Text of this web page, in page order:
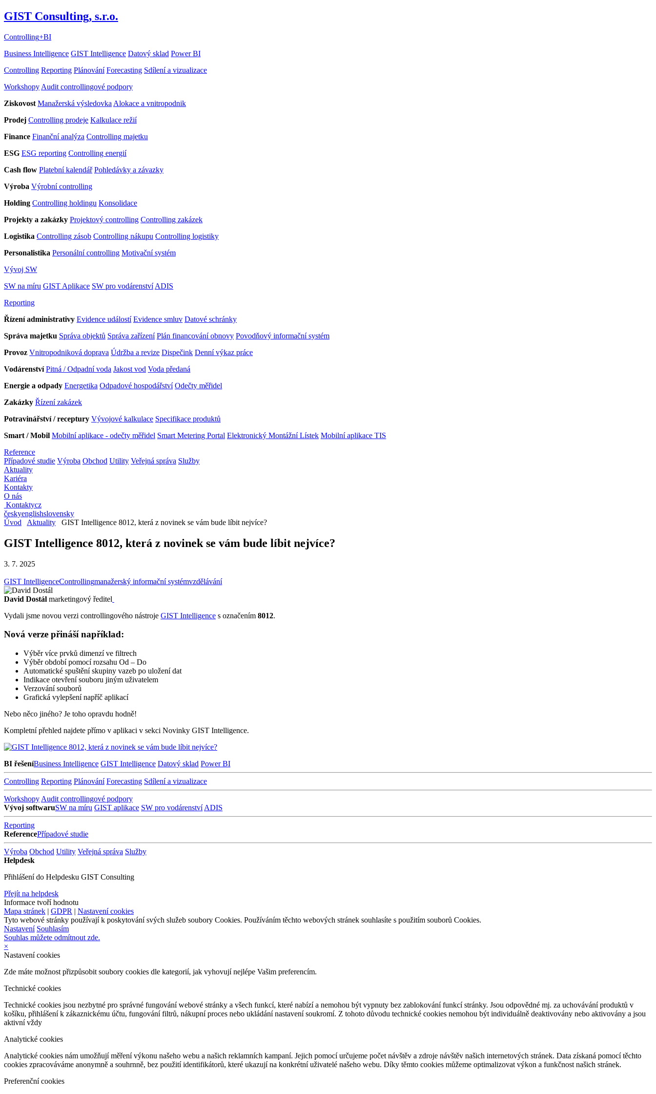
GIST Consulting, s.r.o.
Controlling+BI
Business Intelligence GIST Intelligence Datový sklad Power BI
Controlling Reporting Plánování Forecasting Sdílení a vizualizace
Workshopy Audit controllingové podpory
Ziskovost Manažerská výsledovka Alokace a vnitropodnik
Prodej Controlling prodeje Kalkulace režií
Finance Finanční analýza Controlling majetku
ESG ESG reporting Controlling energií
Cash flow Platební kalendář Pohledávky a závazky
Výroba Výrobní controlling
Holding Controlling holdingu Konsolidace
Projekty a zakázky Projektový controlling Controlling zakázek
Logistika Controlling zásob Controlling nákupu Controlling logistiky
Personalistika Personální controlling Motivační systém
Vývoj SW
SW na míru GIST Aplikace SW pro vodárenství ADIS
Reporting
Řízení administrativy Evidence událostí Evidence smluv Datové schránky
Správa majetku Správa objektů Správa zařízení Plán financování obnovy Povodňový informační systém
Provoz Vnitropodniková doprava Údržba a revize Dispečink Denní výkaz práce
Vodárenství Pitná / Odpadní voda Jakost vod Voda předaná
Energie a odpady Energetika Odpadové hospodářství Odečty měřidel
Zakázky Řízení zakázek
Potravinářství / receptury Vývojové kalkulace Specifikace produktů
Smart / Mobil Mobilní aplikace - odečty měřidel Smart Metering Portal Elektronický Montážní Lístek Mobilní aplikace TIS
Reference
Případové studie Výroba Obchod Utility Veřejná správa Služby
Aktuality
Kariéra
Kontakty
O nás
Kontaktycz
českyenglishslovensky
Úvod
Aktuality GIST Intelligence 8012, která z novinek se vám bude líbit nejvíce?
GIST Intelligence 8012, která z novinek se vám bude líbit nejvíce?
3. 7. 2025
GIST IntelligenceControllingmanažerský informační systémvzdělávání
David Dostál marketingový ředitel
Vydali jsme novou verzi controllingového nástroje GIST Intelligence s označením 8012.
Nová verze přináší například:
Výběr více prvků dimenzí ve filtrech
Výběr období pomocí rozsahu Od – Do
Automatické spuštění skupiny vazeb po uložení dat
Indikace otevření souboru jiným uživatelem
Verzování souborů
Grafická vylepšení napříč aplikací
Nebo něco jiného? Je toho opravdu hodně!
Kompletní přehled najdete přímo v aplikaci v sekci Novinky GIST Intelligence.
BI řešeníBusiness Intelligence GIST Intelligence Datový sklad Power BI
Controlling Reporting Plánování Forecasting Sdílení a vizualizace
Workshopy Audit controllingové podpory
Vývoj softwaruSW na míru GIST aplikace SW pro vodárenství ADIS
Reporting
ReferencePřípadové studie
Výroba Obchod Utility Veřejná správa Služby
Helpdesk
Přihlášení do Helpdesku GIST Consulting
Přejít na helpdesk
Informace tvoří hodnotu
Mapa stránek | GDPR | Nastavení cookies
Tyto webové stránky používají k poskytování svých služeb soubory Cookies. Používáním těchto webových stránek souhlasíte s použitím souborů Cookies.
Nastavení Souhlasím
Souhlas můžete odmítnout zde.
×
Nastavení cookies
Zde máte možnost přizpůsobit soubory cookies dle kategorií, jak vyhovují nejlépe Vašim preferencím.
Technické cookies
Technické cookies jsou nezbytné pro správné fungování webové stránky a všech funkcí, které nabízí a nemohou být vypnuty bez zablokování funkcí stránky. Jsou odpovědné mj. za uchovávání produktů v
košíku, přihlášení k zákaznickému účtu, fungování filtrů, nákupní proces nebo ukládání nastavení soukromí. Z tohoto důvodu technické cookies nemohou být individuálně deaktivovány nebo aktivovány a jsou
aktivní vždy
Analytické cookies
Analytické cookies nám umožňují měření výkonu našeho webu a našich reklamních kampaní. Jejich pomocí určujeme počet návštěv a zdroje návštěv našich internetových stránek. Data získaná pomocí těchto
cookies zpracováváme anonymně a souhrnně, bez použití identifikátorů, které ukazují na konkrétní uživatelé našeho webu. Díky těmto cookies můžeme optimalizovat výkon a funkčnost našich stránek.
Preferenční cookies